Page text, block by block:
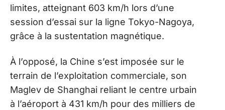
limites, atteignant 603 km/h lors d’une
session d’essai sur la ligne Tokyo-Nagoya,
grâce à la sustentation magnétique.
À l’opposé, la Chine s’est imposée sur le
terrain de l’exploitation commerciale, son
Maglev de Shanghai reliant le centre urbain
à l’aéroport à 431 km/h pour des milliers de